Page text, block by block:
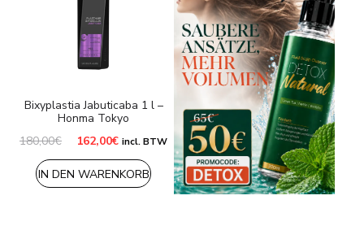
Bixyplastia Jabuticaba 1 l –
Honma Tokyo
180,00€ Ursprünglicher
war:
180,00€
162,00€Aktueller
ist:
162,00€.
incl. BTW
IN DEN WARENKORB